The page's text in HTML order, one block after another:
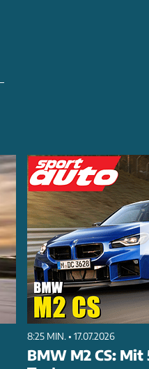
8:25 MIN. • 17.07.2026
BMW M2 CS: